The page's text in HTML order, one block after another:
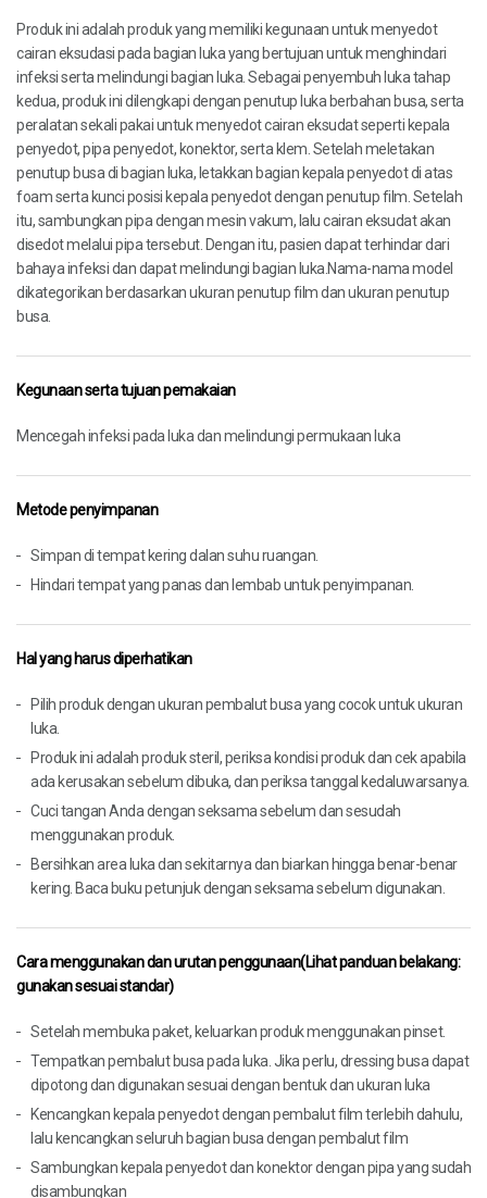
Produk ini adalah produk yang memiliki kegunaan untuk menyedot
cairan eksudasi pada bagian luka yang bertujuan untuk menghindari
infeksi serta melindungi bagian luka. Sebagai penyembuh luka tahap
kedua, produk ini dilengkapi dengan penutup luka berbahan busa, serta
peralatan sekali pakai untuk menyedot cairan eksudat seperti kepala
penyedot, pipa penyedot, konektor, serta klem. Setelah meletakan
penutup busa di bagian luka, letakkan bagian kepala penyedot di atas
foam serta kunci posisi kepala penyedot dengan penutup film. Setelah
itu, sambungkan pipa dengan mesin vakum, lalu cairan eksudat akan
disedot melalui pipa tersebut. Dengan itu, pasien dapat terhindar dari
bahaya infeksi dan dapat melindungi bagian luka.Nama-nama model
dikategorikan berdasarkan ukuran penutup film dan ukuran penutup
busa.
Kegunaan serta tujuan pemakaian
Mencegah infeksi pada luka dan melindungi permukaan luka
Metode penyimpanan
Simpan di tempat kering dalan suhu ruangan.
Hindari tempat yang panas dan lembab untuk penyimpanan.
Hal yang harus diperhatikan
Pilih produk dengan ukuran pembalut busa yang cocok untuk ukuran
luka.
Produk ini adalah produk steril, periksa kondisi produk dan cek apabila
ada kerusakan sebelum dibuka, dan periksa tanggal kedaluwarsanya.
Cuci tangan Anda dengan seksama sebelum dan sesudah
menggunakan produk.
Bersihkan area luka dan sekitarnya dan biarkan hingga benar-benar
kering. Baca buku petunjuk dengan seksama sebelum digunakan.
Cara menggunakan dan urutan penggunaan(Lihat panduan belakang:
gunakan sesuai standar)
Setelah membuka paket, keluarkan produk menggunakan pinset.
Tempatkan pembalut busa pada luka. Jika perlu, dressing busa dapat
dipotong dan digunakan sesuai dengan bentuk dan ukuran luka
Kencangkan kepala penyedot dengan pembalut film terlebih dahulu,
lalu kencangkan seluruh bagian busa dengan pembalut film
Sambungkan kepala penyedot dan konektor dengan pipa yang sudah
disambungkan